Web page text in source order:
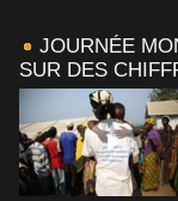
JOURNÉE
SUR DES